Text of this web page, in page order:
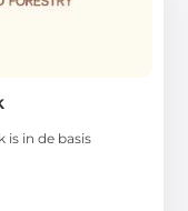
is in de basis